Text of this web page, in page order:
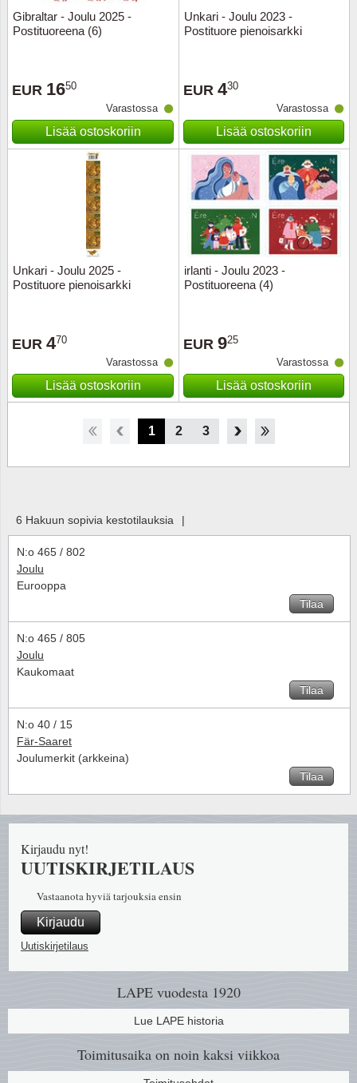
Gibraltar - Joulu 2025 -
Postituoreena (6)
EUR 1650
Varastossa
Lisää ostoskoriin
Unkari - Joulu 2023 -
Postituore pienoisarkki
EUR 430
Varastossa
Lisää ostoskoriin
Unkari - Joulu 2025 -
Postituore pienoisarkki
EUR 470
Varastossa
Lisää ostoskoriin
irlanti - Joulu 2023 -
Postituoreena (4)
EUR 925
Varastossa
Lisää ostoskoriin
1 2 3 4 5
6 Hakuun sopivia kestotilauksia |
N:o 465 / 802
Joulu
Eurooppa
Tilaa
N:o 465 / 805
Joulu
Kaukomaat
Tilaa
N:o 40 / 15
Fär-Saaret
Joulumerkit (arkkeina)
Tilaa
LAPE vuodesta 1920
Lue LAPE historia
Toimitusaika on noin kaksi viikkoa
Kirjaudu nyt!
UUTISKIRJETILAUS
Vastaanota hyviä tarjouksia ensin
Kirjaudu
Uutiskirjetilaus